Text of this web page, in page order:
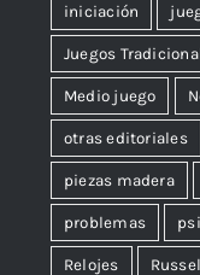
iniciación
Juegos
Medio juego
otras editoriales
piezas madera
problemas
Relojes